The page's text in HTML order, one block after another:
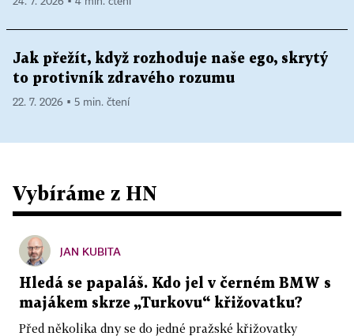
Jak přežít, když rozhoduje naše ego, skrytý
to protivník zdravého rozumu
22. 7. 2026 ▪ 5 min. čtení
Vybíráme z HN
JAN KUBITA
Hledá se papaláš. Kdo jel v černém BMW s
majákem skrze „Turkovu“ křižovatku?
Před několika dny se do jedné pražské křižovatky